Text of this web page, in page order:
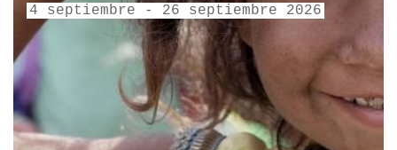
4 septiembre - 26 septiembre 2026